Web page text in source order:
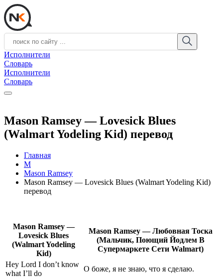
Исполнители
Словарь
Исполнители
Словарь
Mason Ramsey — Lovesick Blues
(Walmart Yodeling Kid) перевод
Главная
M
Mason Ramsey
Mason Ramsey — Lovesick Blues (Walmart Yodeling Kid)
перевод
Mason Ramsey —
Lovesick Blues
(Walmart Yodeling
Kid)
Mason Ramsey — Любовная Тоска
(Мальчик, Поющий Йодлем В
Супермаркете Сети Walmart)
Hey Lord I don’t know
what I’ll do
О боже, я не знаю, что я сделаю.